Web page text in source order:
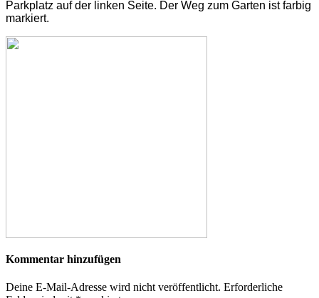
Parkplatz auf der linken Seite. Der Weg zum Garten ist farbig
markiert.
Kommentar hinzufügen
Deine E-Mail-Adresse wird nicht veröffentlicht. Erforderliche